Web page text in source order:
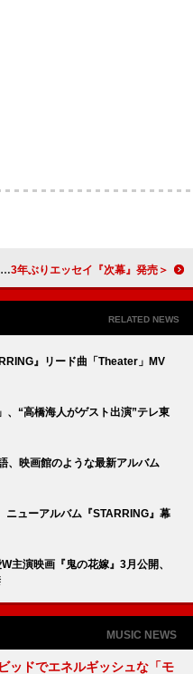
＜レポート＞[Alexandros] 川上洋平が言葉と写真で届ける“今の自分とこれからの自分” 3年ぶりエッセイ『次幕』発売
RELATED NEWS
』リード曲「Theater」MV
、“高橋海人がゲスト出演”テレ東
映画館のような最新アルバム
ューアルバム『STARRING』幕
主演映画『鬼の花嫁』3月公開、
MUSIC NEWS
ッドでエネルギッシュな「モ